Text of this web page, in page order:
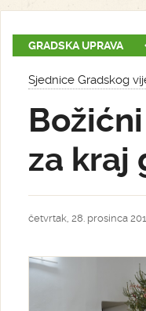
GRADSKA UPRAVA
Sjednice Gradskog
za kraj
četvrtak, 28. prosinca